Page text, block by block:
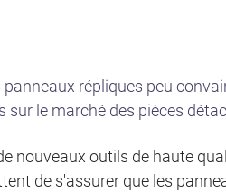
répliques peu
le marché des pièces
nouveaux outils de haute
de s'assurer que les